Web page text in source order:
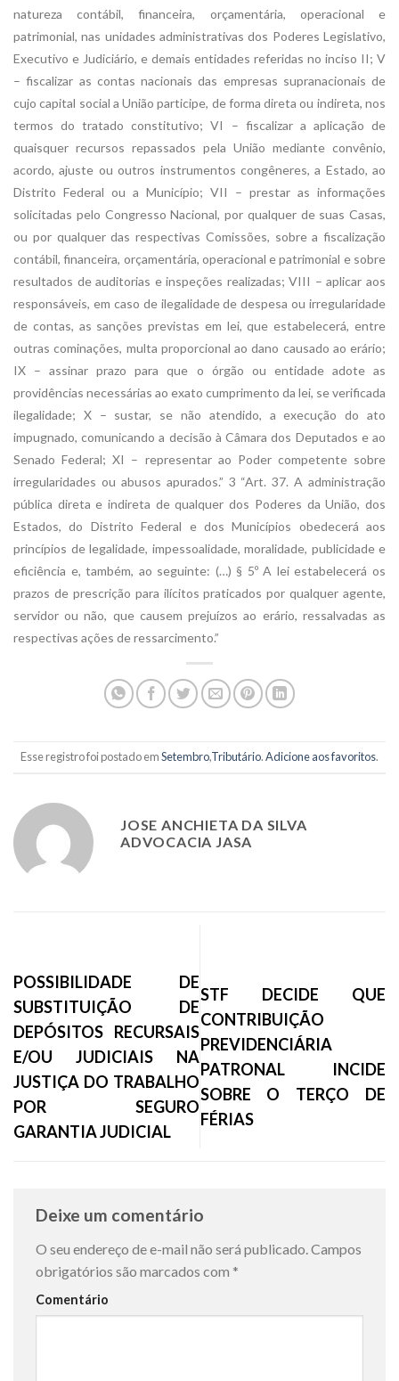
natureza contábil, financeira, orçamentária, operacional e
patrimonial, nas unidades administrativas dos Poderes Legislativo,
Executivo e Judiciário, e demais entidades referidas no inciso II; V
– fiscalizar as contas nacionais das empresas supranacionais de
cujo capital social a União participe, de forma direta ou indireta, nos
termos do tratado constitutivo; VI – fiscalizar a aplicação de
quaisquer recursos repassados pela União mediante convênio,
acordo, ajuste ou outros instrumentos congêneres, a Estado, ao
Distrito Federal ou a Município; VII – prestar as informações
solicitadas pelo Congresso Nacional, por qualquer de suas Casas,
ou por qualquer das respectivas Comissões, sobre a fiscalização
contábil, financeira, orçamentária, operacional e patrimonial e sobre
resultados de auditorias e inspeções realizadas; VIII – aplicar aos
responsáveis, em caso de ilegalidade de despesa ou irregularidade
de contas, as sanções previstas em lei, que estabelecerá, entre
outras cominações, multa proporcional ao dano causado ao erário;
IX – assinar prazo para que o órgão ou entidade adote as
providências necessárias ao exato cumprimento da lei, se verificada
ilegalidade; X – sustar, se não atendido, a execução do ato
impugnado, comunicando a decisão à Câmara dos Deputados e ao
Senado Federal; XI – representar ao Poder competente sobre
irregularidades ou abusos apurados.” 3 “Art. 37. A administração
pública direta e indireta de qualquer dos Poderes da União, dos
Estados, do Distrito Federal e dos Municípios obedecerá aos
princípios de legalidade, impessoalidade, moralidade, publicidade e
eficiência e, também, ao seguinte: (…) § 5º A lei estabelecerá os
prazos de prescrição para ilícitos praticados por qualquer agente,
servidor ou não, que causem prejuízos ao erário, ressalvadas as
respectivas ações de ressarcimento.”
Esse registro foi postado emSetembro,Tributário.Adicione aos favoritos.
JOSE ANCHIETA DA SILVA
ADVOCACIA JASA
POSSIBILIDADE DE
SUBSTITUIÇÃO DE
DEPÓSITOS RECURSAIS
E/OU JUDICIAIS NA
JUSTIÇA DO TRABALHO
POR SEGURO
GARANTIA JUDICIAL
STF DECIDE QUE
CONTRIBUIÇÃO
PREVIDENCIÁRIA
PATRONAL INCIDE
SOBRE O TERÇO DE
FÉRIAS
Deixe um comentário
O seu endereço de e-mail não será publicado.Campos
obrigatórios são marcados com *
Comentário